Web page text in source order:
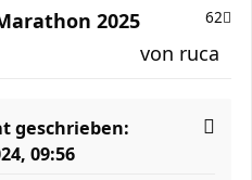
2025 62
von ruca
geschrieben:
09:56